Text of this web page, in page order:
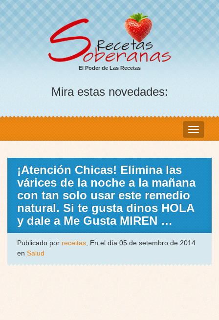
El Poder de Las Recetas
Mira estas novedades:
¡Atención Chicas! Elimina las
várices de la noche a la mañana
con tan solo usar este remedio
natural. Si te gusta dinos HOLA
y dale a Me Gusta MIREN …
Publicado por receitas, En el día 05 de setembro de 2014
en Salud